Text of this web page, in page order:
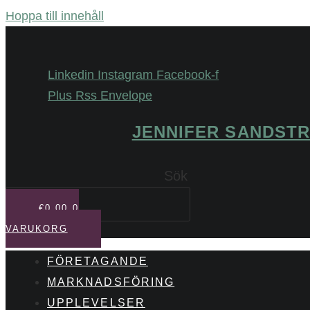
Hoppa till innehåll
Linkedin Instagram Facebook-f
Plus Rss Envelope
JENNIFER
Sök
€0,00 0
VARUKORG
FÖRETAGANDE
MARKNADSFÖRING
UPPLEVELSER